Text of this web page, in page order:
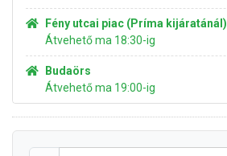
Fény utcai piac (Príma kijáratánál)
Átvehető ma 18:30-ig
Budaörs
Átvehető ma 19:00-ig